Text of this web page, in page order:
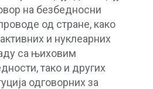
на безбедносни
од стране, како
и нуклеарних
са њиховим
тако и других
одговорних за